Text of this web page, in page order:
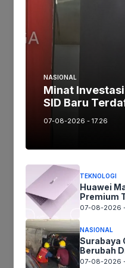
proyek pengadaan
Pemprov NTB. Kasus
menjadi momentum
praktik-praktik yang
negara.
Jika keberatan
Artikel maupun
Terima Kasih
Tags:
Ikuti kami :
NASIONAL
Minat
SID Baru
07-08-2026 - 17.26
TEKNOLOGI
Huawei
Premium
07-08-2026
NASIONAL
Surabaya
Berubah
07-08-2026